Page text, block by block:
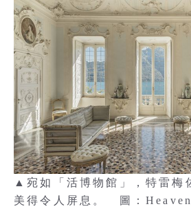
▲宛如「活博物館」，特雷梅
美得令人屏息。 圖：